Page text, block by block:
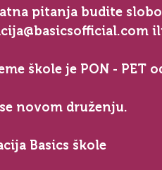
pitanja budite
škole je PON - PET
novom druženju.
Basics škole